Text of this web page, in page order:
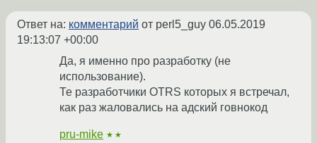
Ответ на: комментарий от perl5_guy 06.05.2019
19:13:07 +00:00
Да, я именно про разработку (не
использование).
Те разработчики OTRS которых я встречал,
как раз жаловались на адский говнокод
pru-mike ★★